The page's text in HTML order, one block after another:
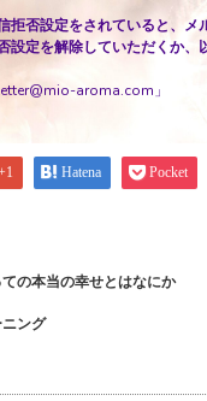
拒否設定をされていると、
設定を解除していただくか、
aroma.com」
Hatena Pocket
の本当の幸せとはなにか
ング